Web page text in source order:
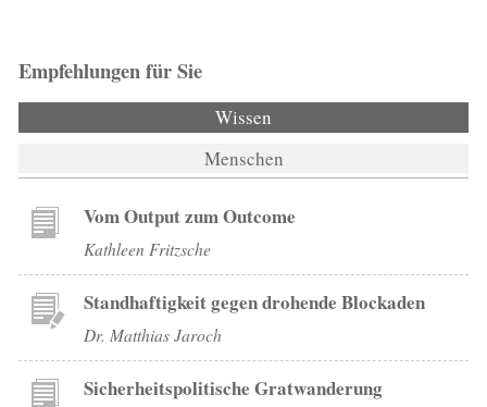
Empfehlungen für Sie
Wissen
Menschen
Vom Output zum Outcome
Kathleen Fritzsche
Standhaftigkeit gegen drohende Blockaden
Dr. Matthias Jaroch
Sicherheitspolitische Gratwanderung